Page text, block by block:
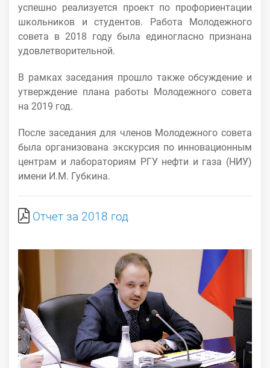
успешно реализуется проект по профориентации
школьников и студентов. Работа Молодежного
совета в 2018 году была единогласно признана
удовлетворительной.
В рамках заседания прошло также обсуждение и
утверждение плана работы Молодежного совета
на 2019 год.
После заседания для членов Молодежного совета
была организована экскурсия по инновационным
центрам и лабораториям РГУ нефти и газа (НИУ)
имени И.М. Губкина.
Отчет за 2018 год